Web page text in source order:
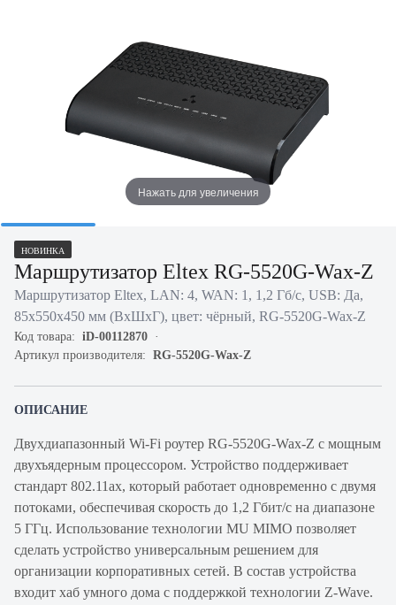
Нажать для увеличения
НОВИНКА
Маршрутизатор Eltex RG-5520G-Wax-Z
Маршрутизатор Eltex, LAN: 4, WAN: 1, 1,2 Гб/с, USB: Да,
85х550х450 мм (ВхШхГ), цвет: чёрный, RG-5520G-Wax-Z
Код товара: iD-00112870
Артикул производителя: RG-5520G-Wax-Z
ОПИСАНИЕ
Двухдиапазонный Wi-Fi роутер RG-5520G-Wax-Z с мощным
двухъядерным процессором. Устройство поддерживает
стандарт 802.11ax, который работает одновременно с двумя
потоками, обеспечивая скорость до 1,2 Гбит/с на диапазоне
5 ГГц. Использование технологии MU MIMO позволяет
сделать устройство универсальным решением для
организации корпоративных сетей. В состав устройства
входит хаб умного дома с поддержкой технологии Z-Wave.